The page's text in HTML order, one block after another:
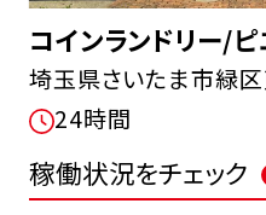
コインランドリー/
埼玉県さいたま市緑
24時間
稼働状況をチェック